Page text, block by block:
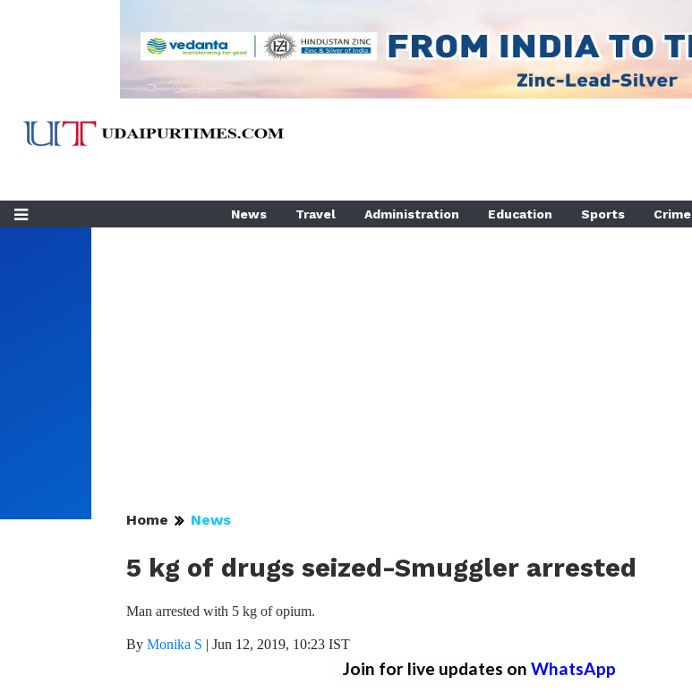
News Travel Administration Education Sports Crime
Home News
5 kg of drugs seized-Smuggler arrested
Man arrested with 5 kg of opium.
By Monika S | Jun 12, 2019, 10:23 IST
Join for live updates on WhatsApp